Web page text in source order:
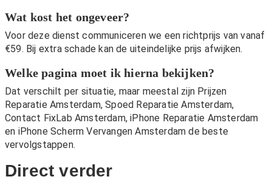
Wat kost het ongeveer?
Voor deze dienst communiceren we een richtprijs van vanaf
€59. Bij extra schade kan de uiteindelijke prijs afwijken.
Welke pagina moet ik hierna bekijken?
Dat verschilt per situatie, maar meestal zijn Prijzen
Reparatie Amsterdam,Spoed Reparatie Amsterdam,
Contact FixLab Amsterdam,iPhone Reparatie Amsterdam
en iPhone Scherm Vervangen Amsterdam de beste
vervolgstappen.
Direct verder